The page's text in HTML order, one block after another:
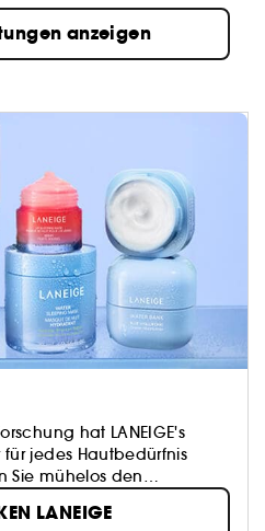
anzeigen
hat LANEIGE's
jedes Hautbedürfnis
Sie mühelos den
mit der innovativen
LANEIGE